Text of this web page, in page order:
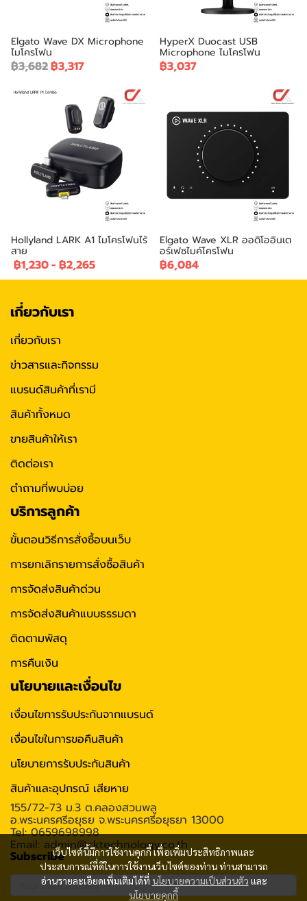
Elgato Wave DX Microphone
ไมโครโฟน
฿3,682฿3,317
HyperX Duocast USB
Microphone ไมโครโฟน
฿3,037
Hollyland LARK A1 ไมโครโฟนไร้
สาย
฿1,230- ฿2,265
Elgato Wave XLR ออดิโออินเต
อร์เฟซไมค์โครโฟน
฿6,084
เว็บไซต์นี้มีการใช้งานคุกกี้ เพื่อเพิ่มประสิทธิภาพและ
ประสบการณ์ที่ดีในการใช้งานเว็บไซต์ของท่าน ท่านสามารถ
อ่านรายละเอียดเพิ่มเติมได้ที่ นโยบายความเป็นส่วนตัว และ
นโยบายคุกกี้
เกี่ยวกับเรา
เกี่ยวกับเรา
ข่าวสารและกิจกรรม
แบรนด์สินค้าที่เรามี
สินค้าทั้งหมด
ขายสินค้าให้เรา
ติดต่อเรา
ตำถามที่พบบ่อย
บริการลูกค้า
ขั้นตอนวิธีการสั่งซื้อบนเว็บ
การยกเลิกรายการสั่งซื้อสินค้า
การจัดส่งสินค้าด่วน
การจัดส่งสินค้าแบบธรรมดา
ติดตามพัสดุ
การคืนเงิน
นโยบายและเงื่อนไข
เงื่อนไขการรับประกันจากแบรนด์
เงื่อนไขในการขอคืนสินค้า
นโยบายการรับประกันสินค้า
สินค้าและอุปกรณ์ เสียหาย
155/72-73 ม.3 ต.คลองสวนพลู
อ.พระนครศรีอยุธย จ.พระนครศรีอยุธยา 13000
Tel: 0659698998
Email: admin@cktechnology.co.th
Subscribe